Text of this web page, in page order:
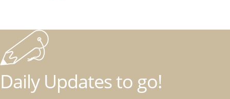
Daily Updates to go!